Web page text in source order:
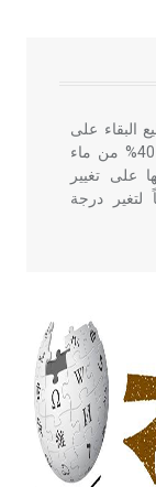
حيث يحرص
البقاء على
قيد الحياة حتى لو فقدت 40% من ماء
على تغيير
لتغير درجة
تنظيم
الرأس.
الطب من
حيواني
من مادة